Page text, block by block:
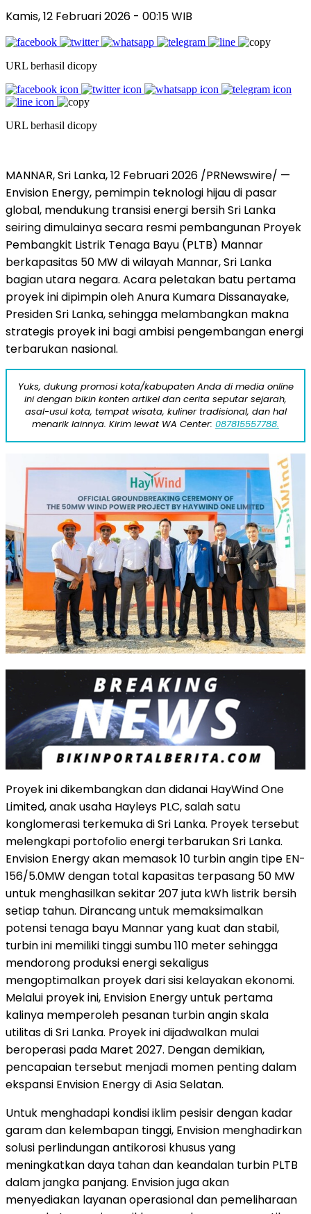
Kamis, 12 Februari 2026 - 00:15 WIB
URL berhasil dicopy
URL berhasil dicopy
MANNAR, Sri Lanka, 12 Februari 2026 /PRNewswire/ —
Envision Energy, pemimpin teknologi hijau di pasar
global, mendukung transisi energi bersih Sri Lanka
seiring dimulainya secara resmi pembangunan Proyek
Pembangkit Listrik Tenaga Bayu (PLTB) Mannar
berkapasitas 50 MW di wilayah Mannar, Sri Lanka
bagian utara negara. Acara peletakan batu pertama
proyek ini dipimpin oleh Anura Kumara Dissanayake,
Presiden Sri Lanka, sehingga melambangkan makna
strategis proyek ini bagi ambisi pengembangan energi
terbarukan nasional.
Yuks, dukung promosi kota/kabupaten Anda di media online
ini dengan bikin konten artikel dan cerita seputar sejarah,
asal-usul kota, tempat wisata, kuliner tradisional, dan hal
menarik lainnya. Kirim lewat WA Center: 087815557788.
Proyek ini dikembangkan dan didanai HayWind One
Limited, anak usaha Hayleys PLC, salah satu
konglomerasi terkemuka di Sri Lanka. Proyek tersebut
melengkapi portofolio energi terbarukan Sri Lanka.
Envision Energy akan memasok 10 turbin angin tipe EN-
156/5.0MW dengan total kapasitas terpasang 50 MW
untuk menghasilkan sekitar 207 juta kWh listrik bersih
setiap tahun. Dirancang untuk memaksimalkan
potensi tenaga bayu Mannar yang kuat dan stabil,
turbin ini memiliki tinggi sumbu 110 meter sehingga
mendorong produksi energi sekaligus
mengoptimalkan proyek dari sisi kelayakan ekonomi.
Melalui proyek ini, Envision Energy untuk pertama
kalinya memperoleh pesanan turbin angin skala
utilitas di Sri Lanka. Proyek ini dijadwalkan mulai
beroperasi pada Maret 2027. Dengan demikian,
pencapaian tersebut menjadi momen penting dalam
ekspansi Envision Energy di Asia Selatan.
Untuk menghadapi kondisi iklim pesisir dengan kadar
garam dan kelembapan tinggi, Envision menghadirkan
solusi perlindungan antikorosi khusus yang
meningkatkan daya tahan dan keandalan turbin PLTB
dalam jangka panjang. Envision juga akan
menyediakan layanan operasional dan pemeliharaan